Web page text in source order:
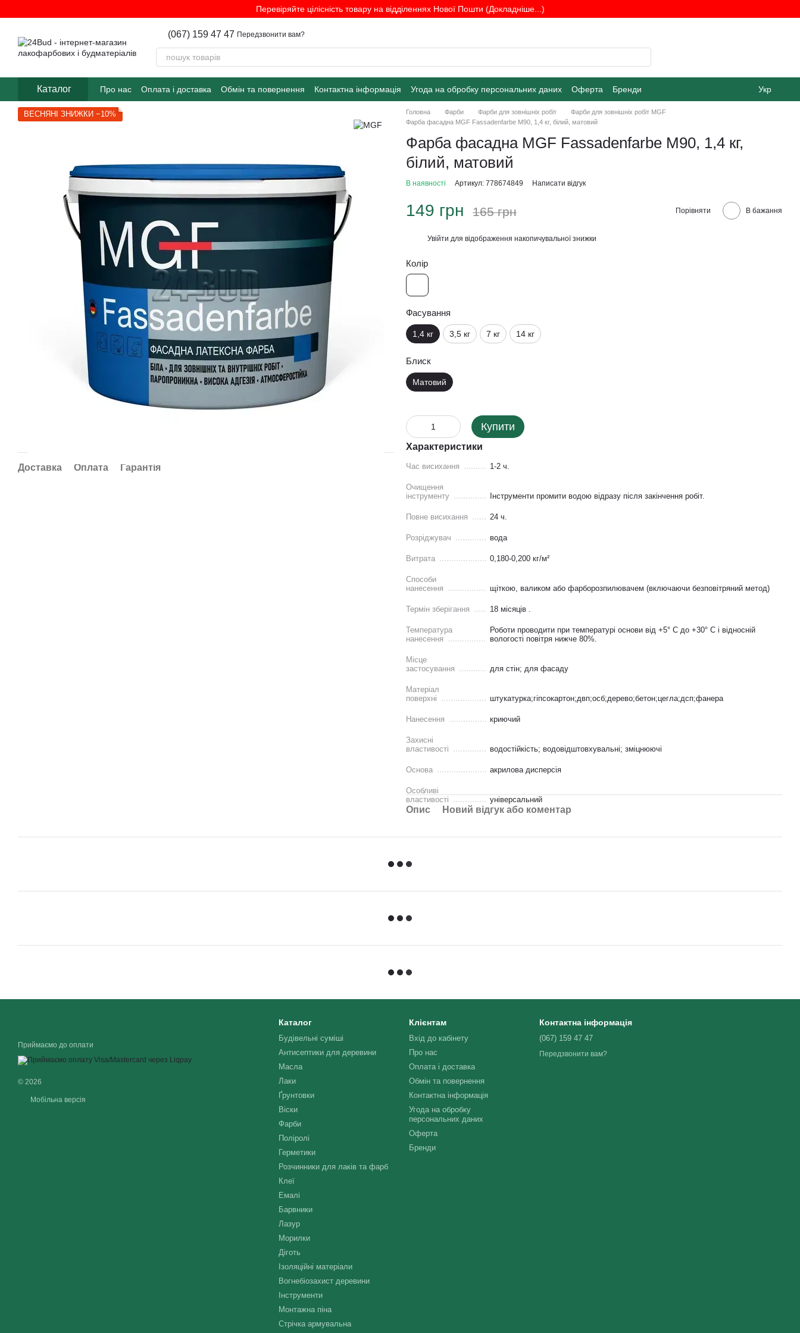
Перевіряйте цілісність товару на відділеннях Нової Пошти (Докладніше...)
(067) 159 47 47 Передзвонити вам?
Каталог Про нас Оплата і доставка Обмін та повернення Контактна інформація Угода на обробку персональних даних Оферта Бренди Укр
ВЕСНЯНІ ЗНИЖКИ −10%
Доставка Оплата Гарантія
Головна Фарби Фарби для зовнішніх робіт
Фарби для зовнішніх робіт MGF
Фарба фасадна MGF Fassadenfarbe M90, 1,4 кг, білий, матовий
Фарба фасадна MGF Fassadenfarbe M90, 1,4 кг,
білий, матовий
В наявності Артикул: 778674849 Написати відгук
149 грн 165 грн Порівняти В бажання
Увійти для відображення накопичувальної знижки
Колір
Фасування
1,4 кг 3,5 кг 7 кг 14 кг
Блиск
Матовий
Купити
Характеристики
Час висихання 1-2 ч.
Очищення
інструменту
Інструменти промити водою відразу після закінчення робіт.
Повне висихання 24 ч.
Розріджувач вода
Витрата 0,180-0,200 кг/м²
Способи
нанесення
щіткою, валиком або фарборозпилювачем (включаючи безповітряний метод)
Термін зберігання 18 місяців .
Температура
нанесення
Роботи проводити при температурі основи від +5° С до +30° С і відносній
вологості повітря нижче 80%.
Місце
застосування
для стін; для фасаду
Матеріал
поверхні
штукатурка;гіпсокартон;двп;осб;дерево;бетон;цегла;дсп;фанера
Нанесення криючий
Захисні
властивості
водостійкість; водовідштовхувальні; зміцнюючі
Основа акрилова дисперсія
Особливі
властивості
універсальний
Опис Новий відгук або коментар
Приймаємо до оплати
© 2026
Мобільна версія
Каталог
Будівельні суміші
Антисептики для деревини
Масла
Лаки
Ґрунтовки
Віски
Фарби
Поліролі
Герметики
Розчинники для лаків та фарб
Клеї
Емалі
Барвники
Лазур
Морилки
Діготь
Ізоляційні матеріали
Вогнебіозахист деревини
Інструменти
Монтажна піна
Стрічка армувальна
Клієнтам
Вхід до кабінету
Про нас
Оплата і доставка
Обмін та повернення
Контактна інформація
Угода на обробку
персональних даних
Оферта
Бренди
Контактна інформація
(067) 159 47 47
Передзвонити вам?